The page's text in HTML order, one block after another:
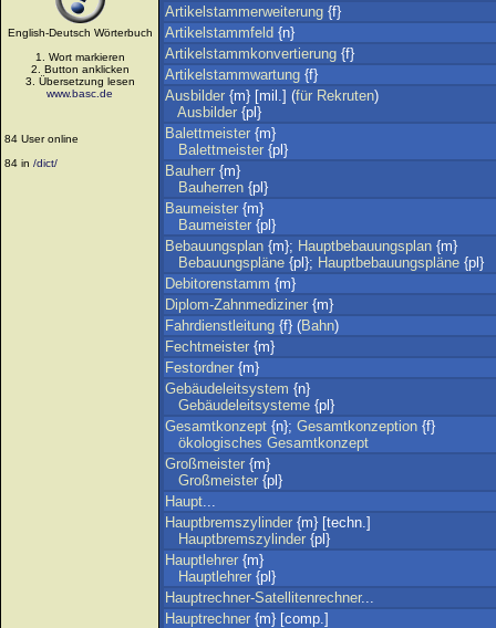
English-Deutsch Wörterbuch
1. Wort markieren
2. Button anklicken
3. Übersetzung lesen
www.basc.de
84 User online
84 in /dict/
Artikelstammerweiterung {f}
Artikelstammfeld {n}
Artikelstammkonvertierung {f}
Artikelstammwartung {f}
Ausbilder {m} [mil.] (für Rekruten)
Ausbilder {pl}
Balettmeister {m}
Balettmeister {pl}
Bauherr {m}
Bauherren {pl}
Baumeister {m}
Baumeister {pl}
Bebauungsplan {m}; Hauptbebauungsplan {m}
Bebauungspläne {pl}; Hauptbebauungspläne {pl}
Debitorenstamm {m}
Diplom-Zahnmediziner {m}
Fahrdienstleitung {f} (Bahn)
Fechtmeister {m}
Festordner {m}
Gebäudeleitsystem {n}
Gebäudeleitsysteme {pl}
Gesamtkonzept {n}; Gesamtkonzeption {f}
ökologisches Gesamtkonzept
Großmeister {m}
Großmeister {pl}
Haupt...
Hauptbremszylinder {m} [techn.]
Hauptbremszylinder {pl}
Hauptlehrer {m}
Hauptlehrer {pl}
Hauptrechner-Satellitenrechner...
Hauptrechner {m} [comp.]